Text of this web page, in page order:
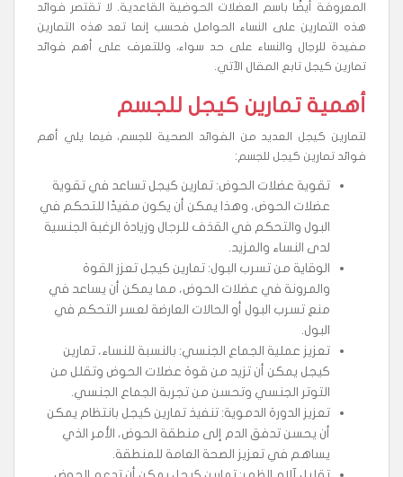
المعروفة أيضًا باسم العضلات الحوضية القاعدية. لا تقتصر فوائد
هذه التمارين على النساء الحوامل فحسب إنما تعد هذه التمارين
مفيدة للرجال والنساء على حد سواء، وللتعرف على أهم فوائد
تمارين كيجل تابع المقال الآتي.
أهمية تمارين كيجل للجسم
لتمارين كيجل العديد من الفوائد الصحية للجسم، فيما يلي أهم
فوائد تمارين كيجل للجسم:
تقوية عضلات الحوض: تمارين كيجل تساعد في تقوية
عضلات الحوض، وهذا يمكن أن يكون مفيدًا للتحكم في
البول والتحكم في القذف للرجال وزيادة الرغبة الجنسية
لدى النساء والمزيد.
الوقاية من تسرب البول: تمارين كيجل تعزز القوة
والمرونة في عضلات الحوض، مما يمكن أن يساعد في
منع تسرب البول أو الحالات العارضة لعسر التحكم في
البول.
تعزيز عملية الجماع الجنسي: بالنسبة للنساء، تمارين
كيجل يمكن أن تزيد من قوة عضلات الحوض وتقلل من
التوتر الجنسي وتحسن من تجربة الجماع الجنسي.
تعزيز الدورة الدموية: تنفيذ تمارين كيجل بانتظام يمكن
أن يحسن تدفق الدم إلى منطقة الحوض، الأمر الذي
يساهم في تعزيز الصحة العامة للمنطقة.